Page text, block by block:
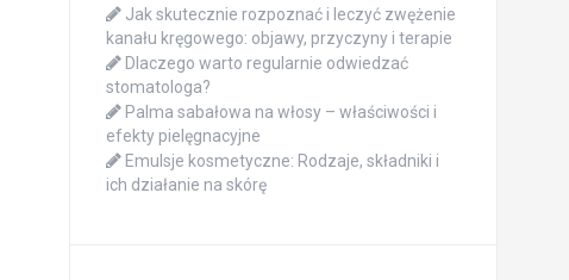
Jak skutecznie rozpoznać i leczyć zwężenie
kanału kręgowego: objawy, przyczyny i terapie
Dlaczego warto regularnie odwiedzać
stomatologa?
Palma sabałowa na włosy – właściwości i
efekty pielęgnacyjne
Emulsje kosmetyczne: Rodzaje, składniki i
ich działanie na skórę